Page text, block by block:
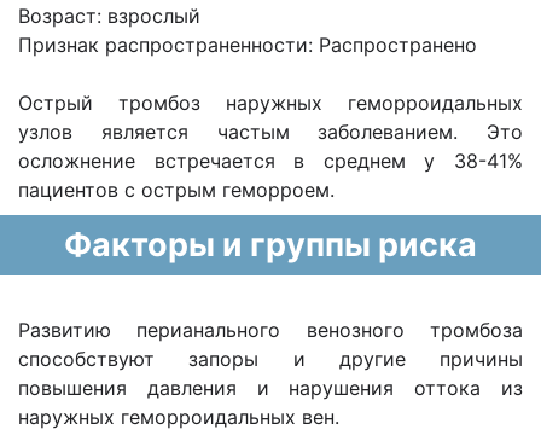
Возраст: взрослый
Признак распространенности: Распространено
Острый тромбоз наружных геморроидальных
узлов является частым заболеванием. Это
осложнение встречается в среднем у 38-41%
пациентов с острым геморроем.
Факторы и группы риска
Развитию перианального венозного тромбоза
способствуют запоры и другие причины
повышения давления и нарушения оттока из
наружных геморроидальных вен.